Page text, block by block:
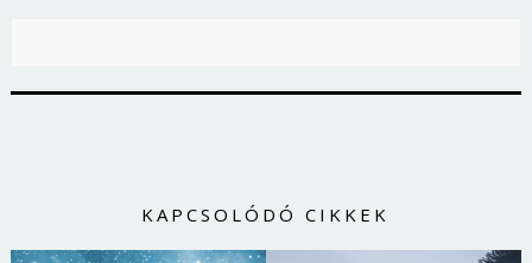
KAPCSOLÓDÓ CIKKEK